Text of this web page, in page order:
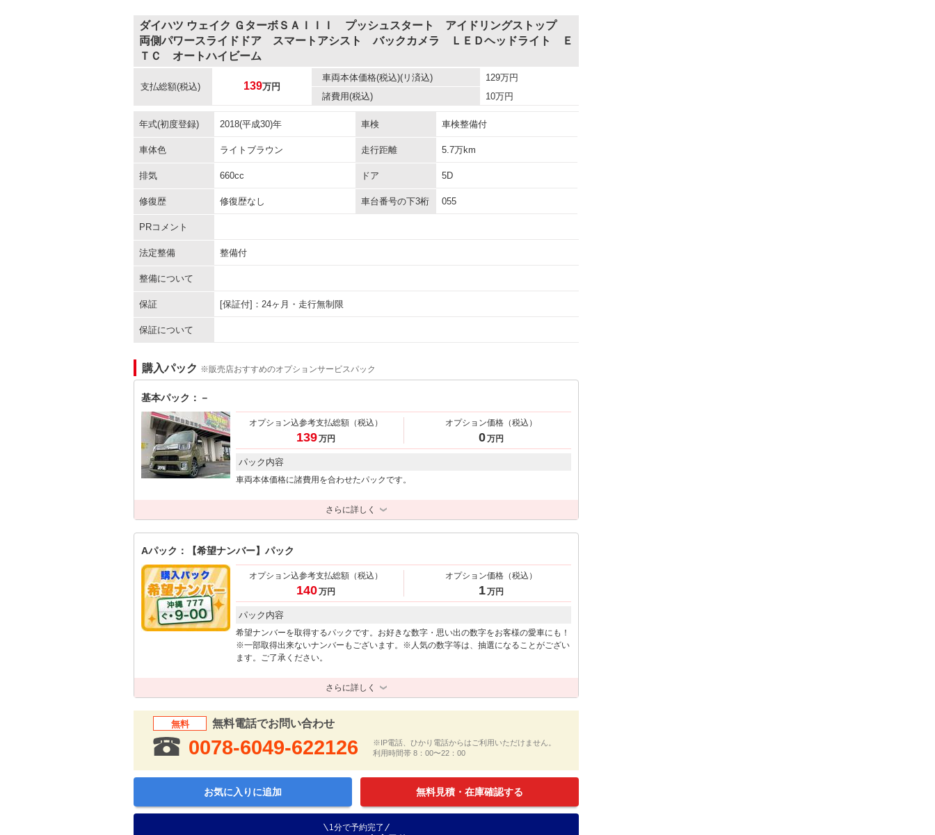
ダイハツ ウェイク ＧターボＳＡＩＩＩ プッシュスタート アイドリングストップ
両側パワースライドドア スマートアシスト バックカメラ ＬＥＤヘッドライト Ｅ
ＴＣ オートハイビーム
支払総額(税込) 139万円
車両本体価格(税込)(リ済込) 129万円
諸費用(税込) 10万円
年式(初度登録) 2018(平成30)年 車検 車検整備付
車体色 ライトブラウン 走行距離 5.7万km
排気 660cc ドア 5D
修復歴 修復歴なし 車台番号の下3桁 055
PRコメント
法定整備 整備付
整備について
保証 [保証付]：24ヶ月・走行無制限
保証について
購入パック ※販売店おすすめのオプションサービスパック
基本パック：－
オプション込参考支払総額 （税込）
139万円
オプション価格（税込）
0万円
パック内容
車両本体価格に諸費用を合わせたパックです。
さらに詳しく
Aパック：【希望ナンバー】パック
オプション込参考支払総額 （税込）
140万円
オプション価格（税込）
1万円
パック内容
希望ナンバーを取得するパックです。お好きな数字・思い出の数字をお客様の愛車にも！
※一部取得出来ないナンバーもございます。※人気の数字等は、抽選になることがござい
ます。ご了承ください。
さらに詳しく
無料 無料電話でお問い合わせ
0078-6049-622126
※IP電話、ひかり電話からはご利用いただけません。
利用時間帯 8：00〜22：00
お気に入りに追加 無料見積・在庫確認する
1分で予約完了